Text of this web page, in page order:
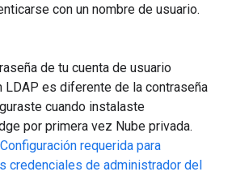
con un nombre de usuario.
de tu cuenta de usuario
LDAP es diferente de la contraseña
cuando instalaste
por primera vez Nube privada.
Configuración requerida para
credenciales de administrador del